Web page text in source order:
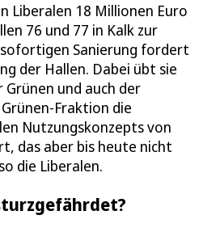
Liberalen 18 Millionen Euro
76 und 77 in Kalk zur
Sanierung fordert
der Hallen. Dabei übt sie
und auch der
Fraktion die
Nutzungskonzepts von
das aber bis heute nicht
die Liberalen.